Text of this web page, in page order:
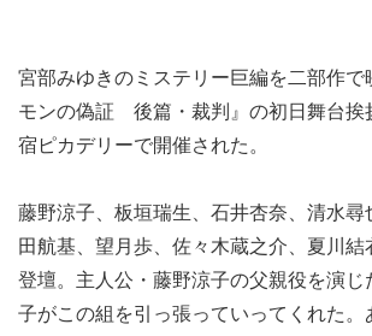
宮部みゆきのミステリー巨編を二部作で
モンの偽証 後篇・裁判』の初日舞台挨
宿ピカデリーで開催された。
藤野涼子、板垣瑞生、石井杏奈、清水尋
田航基、望月歩、佐々木蔵之介、夏川
登壇。主人公・藤野涼子の父親役を演じ
子がこの組を引っ張っていってくれた。